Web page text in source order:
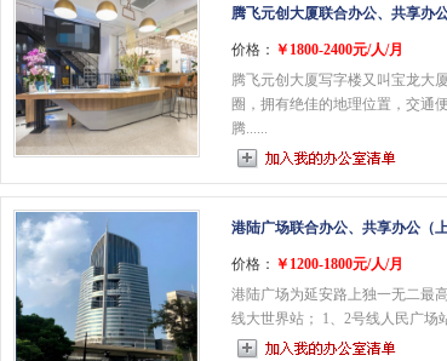
腾飞元创大厦联合办公、共享办
价格： ￥1800-2400元/人/月
腾飞元创大厦写字楼又叫宝龙大
圈，拥有绝佳的地理位置，交通
腾......
港陆广场联合办公、共享办公（
价格： ￥1200-1800元/人/月
港陆广场为延安路上独一无二最
线大世界站； 1、2号线人民广场